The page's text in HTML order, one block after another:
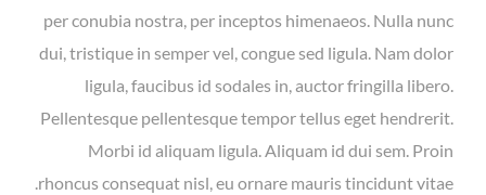
per conubia nostra, per inceptos himenaeos. Nulla nunc
dui, tristique in semper vel, congue sed ligula. Nam dolor
ligula, faucibus id sodales in, auctor fringilla libero.
Pellentesque pellentesque tempor tellus eget hendrerit.
Morbi id aliquam ligula. Aliquam id dui sem. Proin
rhoncus consequat nisl, eu ornare mauris tincidunt vitae.